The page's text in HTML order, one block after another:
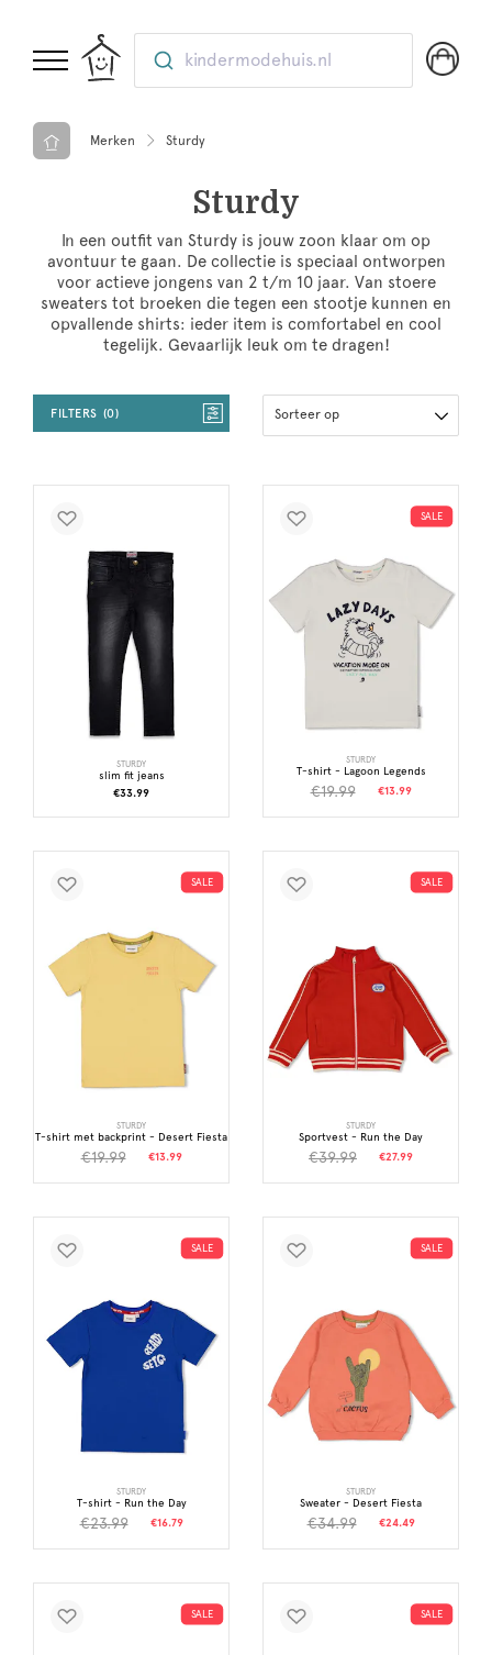
kindermodehuis.nl
Merken Sturdy
Sturdy
In een outfit van Sturdy is jouw zoon klaar om op
avontuur te gaan. De collectie is speciaal ontworpen
voor actieve jongens van 2 t/m 10 jaar. Van stoere
sweaters tot broeken die tegen een stootje kunnen en
opvallende shirts: ieder item is comfortabel en cool
tegelijk. Gevaarlijk leuk om te dragen!
FILTERS 0 Sorteer op
STURDY
slim fit jeans
€33.99
SALE
STURDY
T-shirt - Lagoon Legends
€19.99 €13.99
SALE
STURDY
T-shirt met backprint - Desert Fiesta
€19.99 €13.99
SALE
STURDY
Sportvest - Run the Day
€39.99 €27.99
SALE
STURDY
T-shirt - Run the Day
€23.99 €16.79
SALE
STURDY
Sweater - Desert Fiesta
€34.99 €24.49
SALE SALE